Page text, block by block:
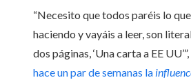
“Necesito que todos paréis lo
haciendo y vayáis a leer, son
dos páginas, ‘Una carta a EE UU’”,
hace un par de semanas la